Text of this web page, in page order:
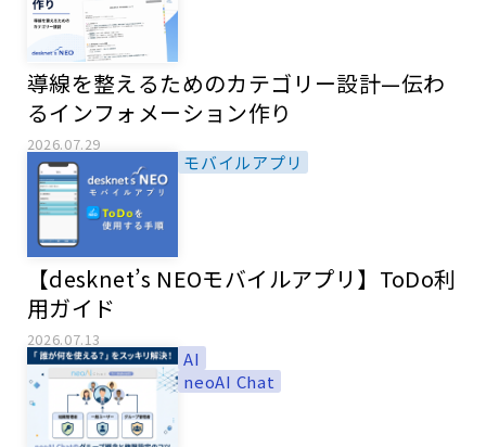
導線を整えるためのカテゴリー設計—伝わ
るインフォメーション作り
2026.07.29
モバイルアプリ
【desknet’s NEOモバイルアプリ】ToDo利
用ガイド
2026.07.13
AI
neoAI Chat